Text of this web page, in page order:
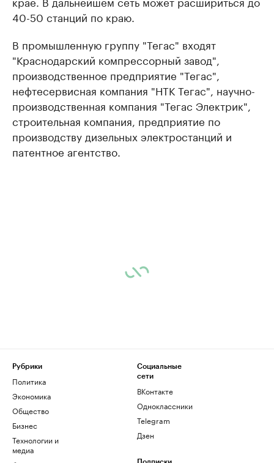
40-50 станций по краю.
В промышленную группу "Тегас" входят
"Краснодарский компрессорный завод",
производственное предприятие "Тегас",
нефтесервисная компания "НТК Тегас", научно-
производственная компания "Тегас Электрик",
строительная компания, предприятие по
производству дизельных электростанций и
патентное агентство.
Рубрики
Политика
Экономика
Общество
Бизнес
Технологии и
медиа
Социальные
сети
ВКонтакте
Одноклассники
Telegram
Дзен